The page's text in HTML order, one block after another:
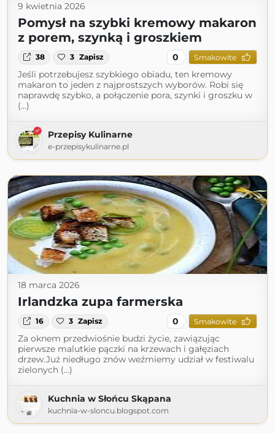
9 kwietnia 2026
Pomysł na szybki kremowy makaron
z porem, szynką i groszkiem
38 3 Zapisz 0 Smakowite
Jeśli potrzebujesz szybkiego obiadu, ten kremowy
makaron to jeden z najprostszych wyborów. Robi się
naprawdę szybko, a połączenie pora, szynki i groszku w
(...)
Przepisy Kulinarne
e-przepisykulinarne.pl
18 marca 2026
Irlandzka zupa farmerska
16 3 Zapisz 0 Smakowite
Za oknem przedwiośnie budzi życie, zawiązując
pierwsze malutkie pączki na krzewach i gałęziach
drzew.Już niedługo znów weźmiemy udział w festiwalu
zielonych (...)
Kuchnia w Słońcu Skąpana
kuchnia-w-sloncu.blogspot.com